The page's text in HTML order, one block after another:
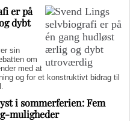
er på
dybt
sin
om
med at
og for et konstruktivt bidrag til
i sommerferien: Fem
muligheder